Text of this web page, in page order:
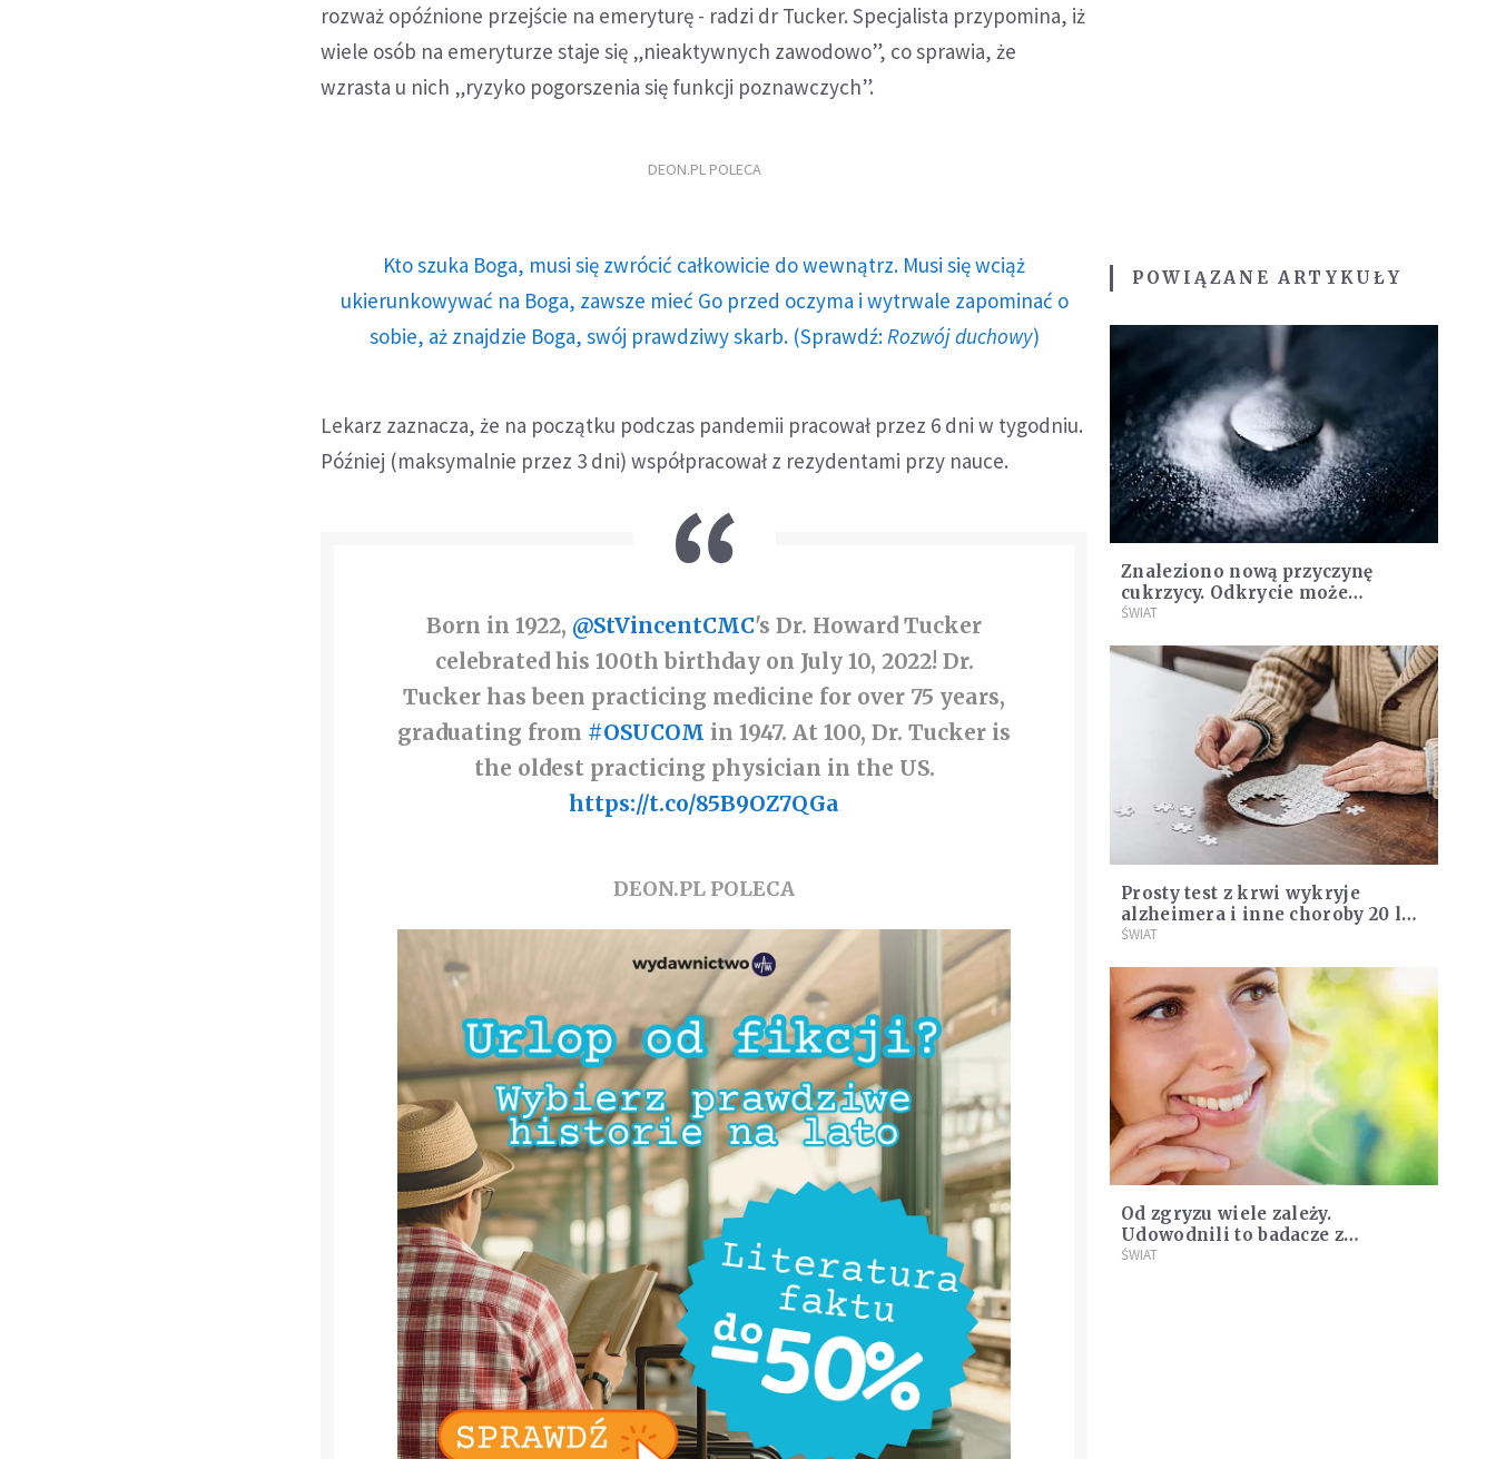
rozważ opóźnione przejście na emeryturę - radzi dr Tucker. Specjalista przypomina, iż
wiele osób na emeryturze staje się „nieaktywnych zawodowo”, co sprawia, że
wzrasta u nich „ryzyko pogorszenia się funkcji poznawczych”.
DEON.PL POLECA
Kto szuka Boga, musi się zwrócić całkowicie do wewnątrz. Musi się wciąż
ukierunkowywać na Boga, zawsze mieć Go przed oczyma i wytrwale zapominać o
sobie, aż znajdzie Boga, swój prawdziwy skarb. (Sprawdź: Rozwój duchowy)
Lekarz zaznacza, że na początku podczas pandemii pracował przez 6 dni w tygodniu.
Później (maksymalnie przez 3 dni) współpracował z rezydentami przy nauce.
Born in 1922, @StVincentCMC's Dr. Howard Tucker
celebrated his 100th birthday on July 10, 2022! Dr.
Tucker has been practicing medicine for over 75 years,
graduating from #OSUCOM in 1947. At 100, Dr. Tucker is
the oldest practicing physician in the US.
https://t.co/85B9OZ7QGa
DEON.PL POLECA
POWIĄZANE ARTYKUŁY
Znaleziono nową przyczynę
cukrzycy. Odkrycie może
otworzyć drogę do nowych
ŚWIAT
Prosty test z krwi wykryje
alzheimera i inne choroby 20 lat
wcześniej
ŚWIAT
Od zgryzu wiele zależy.
Udowodnili to badacze z
krakowskich uczelni
ŚWIAT